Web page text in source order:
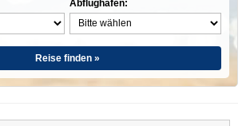
Abflughafen:
Reise finden »